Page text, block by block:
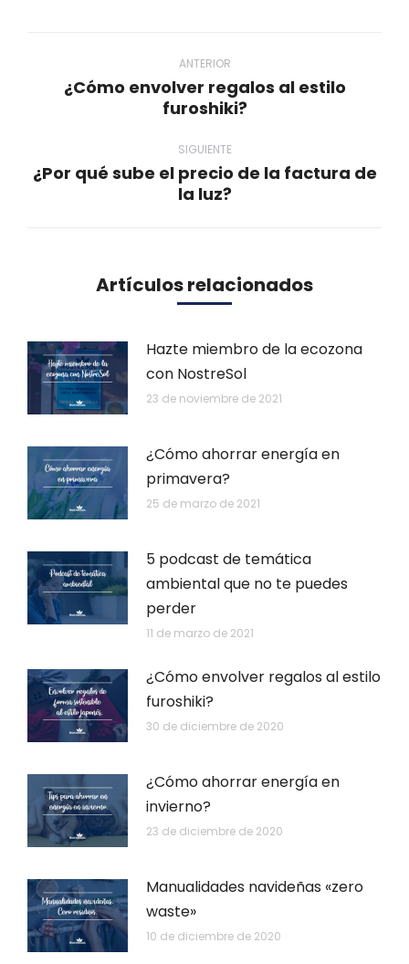
publicaciones
ANTERIOR
Publicación
¿Cómo envolver regalos al estilo
furoshiki?
SIGUIENTE
Publicación
¿Por qué sube el precio de la factura de
la luz?
Artículos relacionados
Hazte miembro de la ecozona
con NostreSol
23 de noviembre de 2021
¿Cómo ahorrar energía en
primavera?
25 de marzo de 2021
5 podcast de temática
ambiental que no te puedes
perder
11 de marzo de 2021
¿Cómo envolver regalos al estilo
furoshiki?
30 de diciembre de 2020
¿Cómo ahorrar energía en
invierno?
23 de diciembre de 2020
Manualidades navideñas «zero
waste»
10 de diciembre de 2020